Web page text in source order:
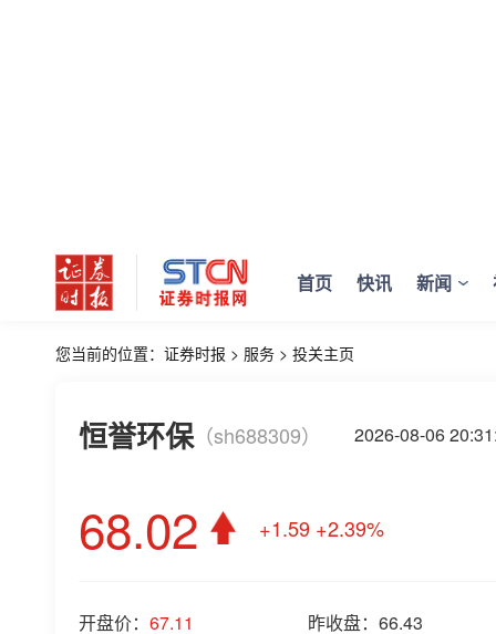
首页 快讯 新闻
您当前的位置： 证券时报 > 服务 > 投关主页
恒誉环保 （sh688309） 2026-08-06
68.02 +1.59 +2.39%
开盘价： 67.11 昨收盘： 66.43